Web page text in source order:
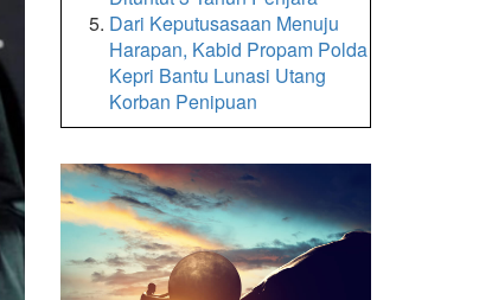
Dari Keputusasaan Menuju
Harapan, Kabid Propam Polda
Kepri Bantu Lunasi Utang
Korban Penipuan